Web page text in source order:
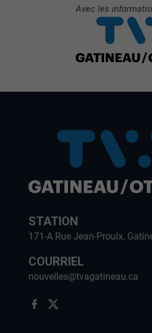
Avec les
STATION
171-A Rue Jean-Proulx,
COURRIEL
nouvelles@tvagatineau.ca